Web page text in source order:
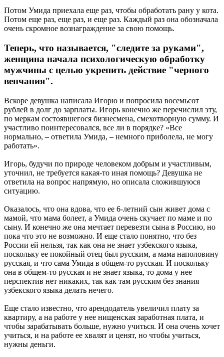
Потом Умида приехала еще раз, чтобы обработать рану у кота.
Потом еще раз, еще раз, и еще раз. Каждый раз она обозначала
очень скромное вознаграждение за свою помощь.
Теперь, что называется, "следите за руками",
женщина начала психологическую обработку
мужчины с целью укрепить действие "черного
венчания".
Вскоре девушка написала Игорю и попросила восемьсот
рублей в долг до зарплаты. Игорь конечно же перечислил эту,
по меркам состоявшегося бизнесмена, смехотворную сумму. И
участливо поинтересовался, все ли в порядке? «Все
нормально, – ответила Умида, – немного приболела, не могу
работать».
Игорь, будучи по природе человеком добрым и участливым,
уточнил, не требуется какая-то иная помощь? Девушка не
ответила на вопрос напрямую, но описала сложившуюся
ситуацию.
Оказалось, что она вдова, что ее 6-летний сын живет дома с
мамой, что мама болеет, а Умида очень скучает по маме и по
сыну. И конечно же она мечтает перевезти сына в Россию, но
пока что это не возможно. И еще стало понятно, что без
России ей нельзя, так как она не знает узбекского языка,
поскольку ее покойный отец был русским, а мама наполовину
русская, и что сама Умида в общем-то русская. И поскольку
она в общем-то русская и не знает языка, то дома у нее
перспектив нет никаких, так как там русским без знания
узбекского языка делать нечего.
Еще стало известно, что арендодатель увеличил плату за
квартиру, а на работе у нее нищенская заработная плата, и
чтобы зарабатывать больше, нужно учиться. И она очень хочет
учиться, и на работе ее хвалят и ценят, но чтобы учиться,
нужны деньги.